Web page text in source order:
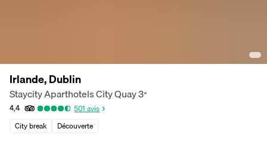
Irlande, Dublin
Staycity Aparthotels City Quay3*
4,4 501 avis
City break
Découverte